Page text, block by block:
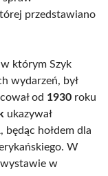
przedstawiano
którym Szyk
wydarzeń, był
od 1930 roku
ukazywał
będąc hołdem dla
W
w